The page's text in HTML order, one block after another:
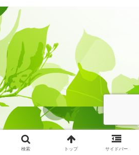
検索 トップ サイドバー